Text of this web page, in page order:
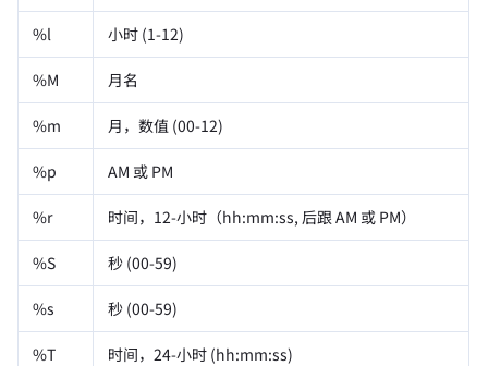
%l 小时 (1-12)
%M 月名
%m 月，数值 (00-12)
%p AM 或 PM
%r 时间，12-小时（hh:mm:ss, 后跟 AM 或 PM）
%S 秒 (00-59)
%s 秒 (00-59)
%T 时间，24-小时 (hh:mm:ss)